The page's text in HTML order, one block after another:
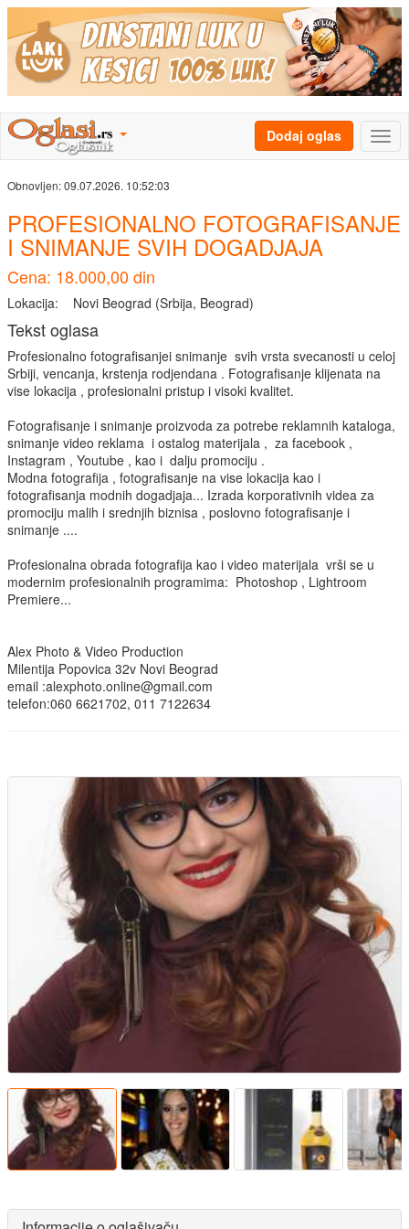
Dodaj oglas
Obnovljen:09.07.2026. 10:52:03
PROFESIONALNO FOTOGRAFISANJE
I SNIMANJE SVIH DOGADJAJA
Cena: 18.000,00 din
Lokacija: Novi Beograd (Srbija, Beograd)
Tekst oglasa
Profesionalno fotografisanjei snimanje svih vrsta svecanosti u celoj
Srbiji, vencanja, krstenja rodjendana . Fotografisanje klijenata na
vise lokacija , profesionalni pristup i visoki kvalitet.
Fotografisanje i snimanje proizvoda za potrebe reklamnih kataloga,
snimanje video reklama i ostalog materijala , za facebook ,
Instagram , Youtube , kao i dalju promociju .
Modna fotografija , fotografisanje na vise lokacija kao i
fotografisanja modnih dogadjaja... Izrada korporativnih videa za
promociju malih i srednjih biznisa , poslovno fotografisanje i
snimanje ....
Profesionalna obrada fotografija kao i video materijala vrši se u
modernim profesionalnih programima: Photoshop , Lightroom
Premiere...
Alex Photo & Video Production
Milentija Popovica 32v Novi Beograd
email :alexphoto.online@gmail.com
telefon:060 6621702, 011 7122634